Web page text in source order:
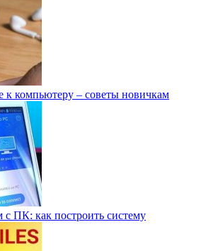
к компьютеру – советы новичкам
с ПК: как построить систему